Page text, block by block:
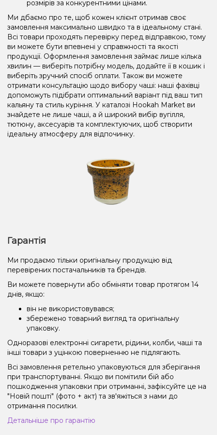
розмірів за конкурентними цінами.
Ми дбаємо про те, щоб кожен клієнт отримав своє
замовлення максимально швидко та в ідеальному стані.
Всі товари проходять перевірку перед відправкою, тому
ви можете бути впевнені у справжності та якості
продукції. Оформлення замовлення займає лише кілька
хвилин — виберіть потрібну модель, додайте її в кошик і
виберіть зручний спосіб оплати. Також ви можете
отримати консультацію щодо вибору чаші: наші фахівці
допоможуть підібрати оптимальний варіант під ваш тип
кальяну та стиль куріння. У каталозі Hookah Market ви
знайдете не лише чаші, а й широкий вибір вугілля,
тютюну, аксесуарів та комплектуючих, щоб створити
ідеальну атмосферу для відпочинку.
Гарантія
Ми продаємо тільки оригінальну продукцію від
перевірених постачальників та брендів.
Ви можете повернути або обміняти товар протягом 14
днів, якщо:
він не використовувався;
збережено товарний вигляд та оригінальну
упаковку.
Одноразові електронні сигарети, рідини, колби, чаші та
інші товари з уцінкою поверненню не підлягають.
Всі замовлення ретельно упаковуються для зберігання
при транспортуванні. Якщо ви помітили бій або
пошкодження упаковки при отриманні, зафіксуйте це на
"Новій пошті" (фото + акт) та зв'яжіться з нами до
отримання посилки.
Детальніше про гарантію